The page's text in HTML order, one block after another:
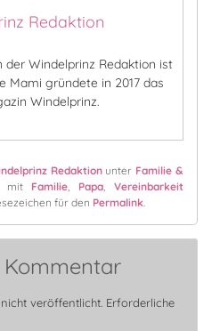
Redaktion
der Windelprinz Redaktion ist
Mami gründete in 2017 das
Windelprinz.
Redaktionunter Familie &
mit Familie Papa, Vereinbarkeit
für den Permalink
Kommentar
veröffentlicht. Erforderliche